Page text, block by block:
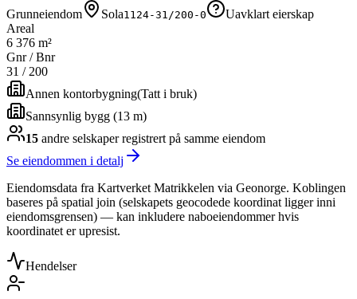
Grunneiendom
Sola1124-31/200-0
Uavklart eierskap
Areal
6 376 m²
Gnr / Bnr
31 /200
Annen kontorbygning(Tatt i bruk)
Sannsynlig bygg (13 m)
15 andre selskaperregistrert på samme eiendom
Se eiendommen i detalj
Eiendomsdata fra Kartverket Matrikkelen via Geonorge. Koblingen
baseres på spatial join (selskapets geocodede koordinat ligger inni
eiendomsgrensen) — kan inkludere naboeiendommer hvis
koordinatet er upresist.
Hendelser